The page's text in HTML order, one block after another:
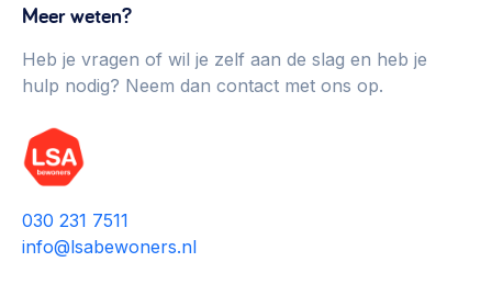
Meer weten?
Heb je vragen of wil je zelf aan de slag en heb je
hulp nodig? Neem dan contact met ons op.
030 231 7511
info@lsabewoners.nl